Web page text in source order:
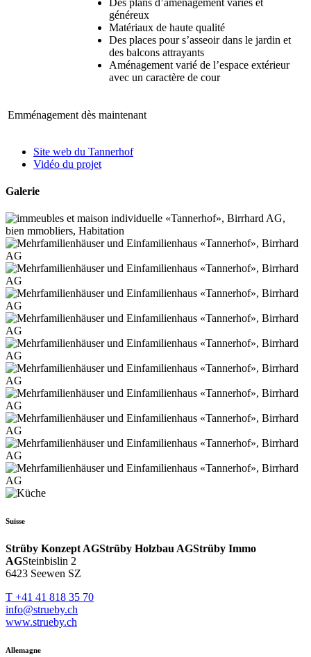
Des plans d’aménagement variés et
généreux
Matériaux de haute qualité
Des places pour s’asseoir dans le jardin et
des balcons attrayants
Aménagement varié de l’espace extérieur
avec un caractère de cour
Emménagement dès maintenant
Site web du Tannerhof
Vidéo du projet
Galerie
Suisse
Strüby Konzept AGStrüby Holzbau AGStrüby Immo
AGSteinbislin 2
6423 Seewen SZ
T +41 41 818 35 70
info@strueby.ch
www.strueby.ch
Allemagne